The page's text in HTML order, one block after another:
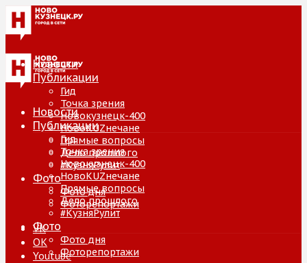
Новости
Публикации
Гид
Точка зрения
Новокузнецк-400
НовоKUZнечане
Прямые вопросы
Дело прошлого
#КузняРулит
Фото
Фото дня
Фоторепортажи
VK
ОК
Youtube
Новости
Публикации
Гид
Точка зрения
Новокузнецк-400
НовоKUZнечане
Прямые вопросы
Дело прошлого
#КузняРулит
Фото
Фото дня
Фоторепортажи